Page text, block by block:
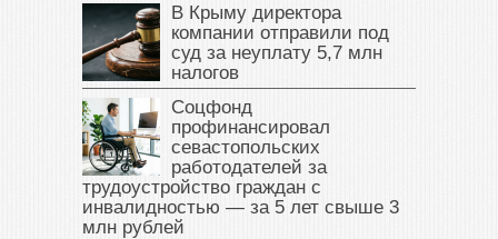
В Крыму директора
компании отправили под
суд за неуплату 5,7 млн
налогов
Соцфонд
профинансировал
севастопольских
работодателей за
трудоустройство граждан с
инвалидностью — за 5 лет свыше 3
млн рублей